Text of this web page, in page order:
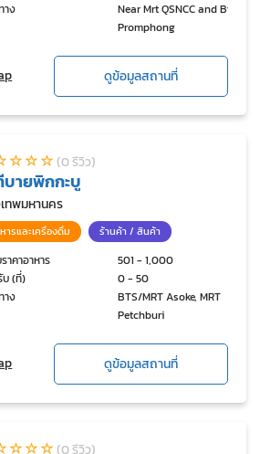
าง
Near Mrt QSNCC and Bts
Promphong
ดูข้อมูลสถานที่
(0 รีวิว)
บายพิกกะบู
ทพมหานคร
ารและเครื่องดื่ม ร้านค้า / สินค้า
าคาอาหาร
501 - 1,000
บ (ที่)
0 - 50
าง
BTS/MRT Asoke, MRT
Petchburi
ดูข้อมูลสถานที่
(0 รีวิว)